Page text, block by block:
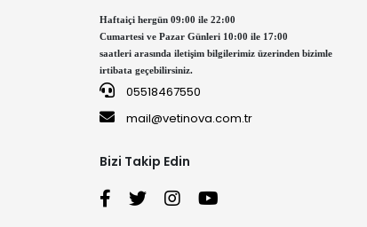
Haftaiçi hergün 09:00 ile 22:00
Cumartesi ve Pazar Günleri 10:00 ile 17:00
saatleri arasında iletişim bilgilerimiz üzerinden bizimle
irtibata geçebilirsiniz.
05518467550
mail@vetinova.com.tr
Bizi Takip Edin